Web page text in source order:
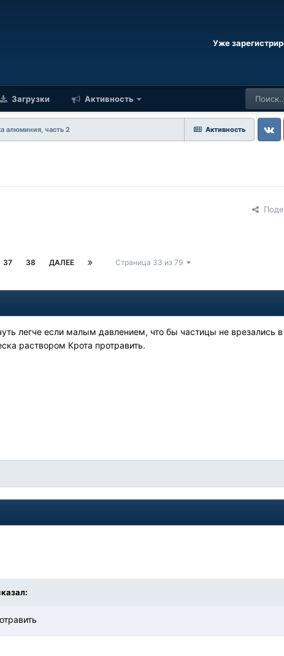
Уже
Загрузки Активность
Активность
алюминия, часть 2
37 38 ДАЛЕЕ Страница 33 из 79
легче если малым давлением, что бы частицы не врезались
раствором Крота протравить.